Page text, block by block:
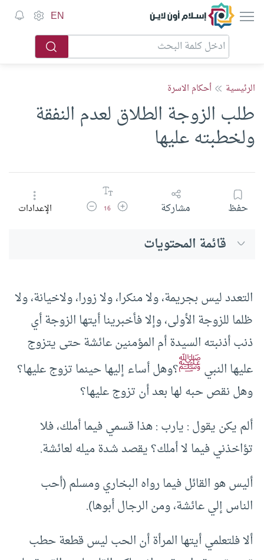
إسلام أون لاين EN
الرئيسية أحكام الاسرة
طلب الزوجة الطلاق لعدم النفقة
ولخطبته عليها
حفظ مشاركة زيادة حجم الخط
16 تقليل حجم الخطالإعدادات
قائمة المحتويات
التعدد ليس بجريمة، ولا منكرا، ولا زورا، ولاخيانة، ولا
ظلما للزوجة الأولى، وإلا فأخبرينا أيتها الزوجة أي
ذنب أذنبته السيدة أم المؤمنين عائشة حتى يتزوج
عليها النبيﷺ؟وهل أساء إليها حينما تزوج عليها؟
وهل نقص حبه لها بعد أن تزوج عليها؟
ألم يكن يقول : يارب : هذا قسمي فيما أملك، فلا
تؤاخذني فيما لا أملك؟ يقصد شدة ميله لعائشة.
أليس هو القائل فيما رواه البخاري ومسلم (أحب
الناس إلي عائشة، ومن الرجال أبوها).
ألا فلتعلمي أيتها المرأة أن الحب ليس قطعة حطب